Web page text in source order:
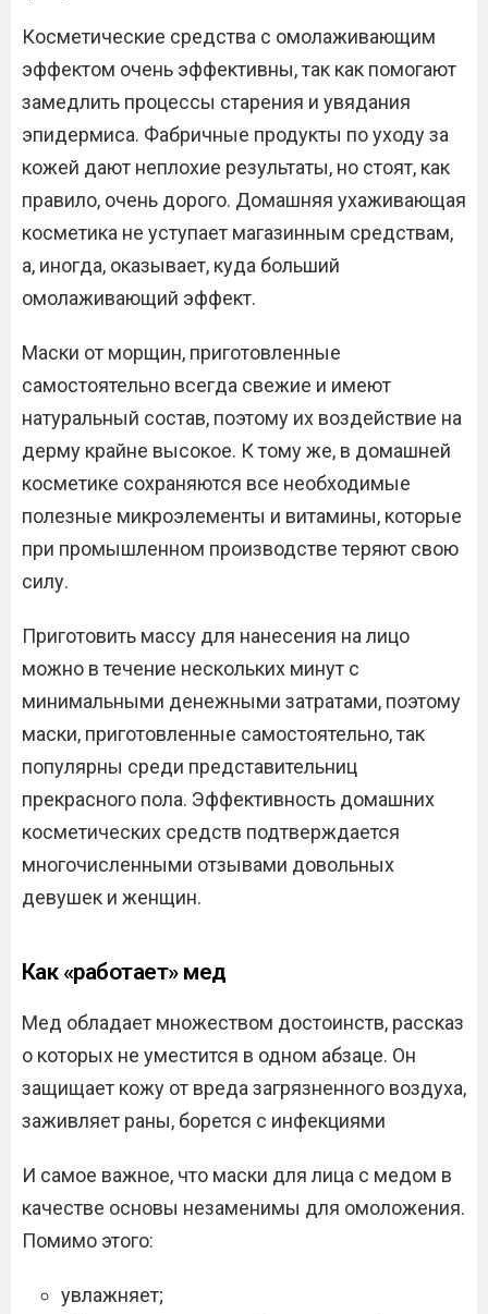
Косметические средства с омолаживающим
эффектом очень эффективны, так как помогают
замедлить процессы старения и увядания
эпидермиса. Фабричные продукты по уходу за
кожей дают неплохие результаты, но стоят, как
правило, очень дорого. Домашняя ухаживающая
косметика не уступает магазинным средствам,
а, иногда, оказывает, куда больший
омолаживающий эффект.
Маски от морщин, приготовленные
самостоятельно всегда свежие и имеют
натуральный состав, поэтому их воздействие на
дерму крайне высокое. К тому же, в домашней
косметике сохраняются все необходимые
полезные микроэлементы и витамины, которые
при промышленном производстве теряют свою
силу.
Приготовить массу для нанесения на лицо
можно в течение нескольких минут с
минимальными денежными затратами, поэтому
маски, приготовленные самостоятельно, так
популярны среди представительниц
прекрасного пола. Эффективность домашних
косметических средств подтверждается
многочисленными отзывами довольных
девушек и женщин.
Как «работает» мед
Мед обладает множеством достоинств, рассказ
о которых не уместится в одном абзаце. Он
защищает кожу от вреда загрязненного воздуха,
заживляет раны, борется с инфекциями
И самое важное, что маски для лица с медом в
качестве основы незаменимы для омоложения.
Помимо этого:
увлажняет;